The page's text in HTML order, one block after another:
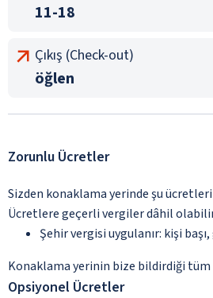
11-18
Çıkış (Check-out)
öğlen
Zorunlu Ücretler
Sizden konaklama yerinde şu
Ücretlere geçerli vergiler dâhil
Şehir vergisi uygulanır: kişi
Konaklama yerinin bize bildirdiği
Opsiyonel Ücretler